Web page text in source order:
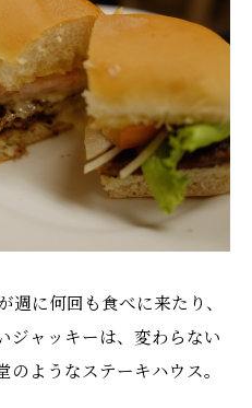
に何回も食べに来たり、
ジャッキーは、変わらない
ようなステーキハウス。